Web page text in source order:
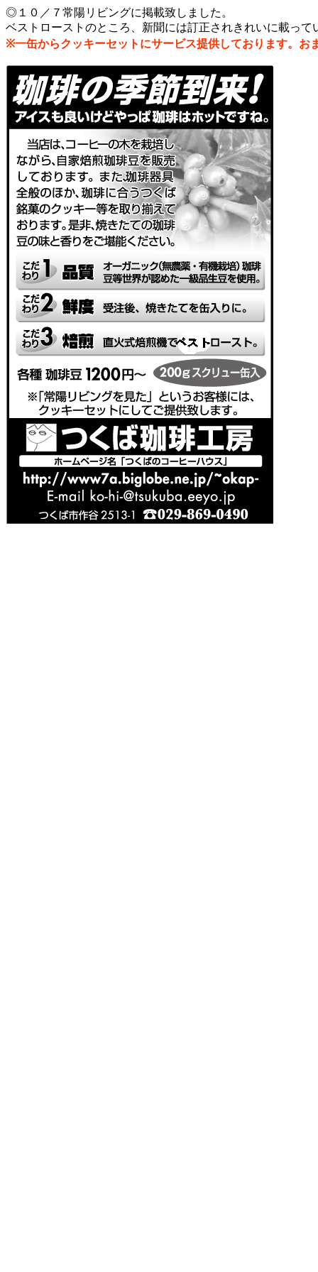
◎１０／７常陽リビングに掲載致しました。
ベストローストのところ、新聞には訂正されきれいに載って
※一缶からクッキーセットにサービス提供しております。お